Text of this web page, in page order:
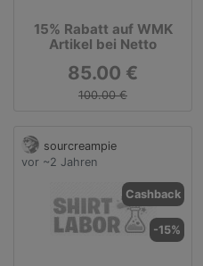
15% Rabatt auf WMK
Artikel bei Netto
85.00 €
100.00 €
sourcreampie
vor ~2 Jahren
Cashback
-15%